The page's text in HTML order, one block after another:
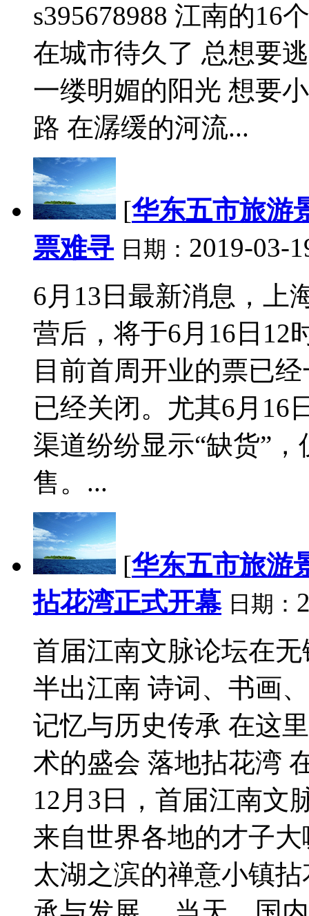
s395678988 江南的16
在城市待久了 总想要
一缕明媚的阳光 想要
路 在潺缓的河流...
[华东五市旅游
票难寻 日期： 2019-03-
6月13日最新消息，上
营后，将于6月16日12
目前首周开业的票已
已经关闭。尤其6月16
渠道纷纷显示“缺货”
售。...
[华东五市旅游
拈花湾正式开幕 日期：
首届江南文脉论坛在
半出江南 诗词、书画
记忆与历史传承 在这
术的盛会 落地拈花湾
12月3日，首届江南文
来自世界各地的才子
太湖之滨的禅意小镇